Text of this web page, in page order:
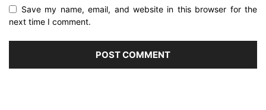
Save my name, email, and website in this browser for the
next time I comment.